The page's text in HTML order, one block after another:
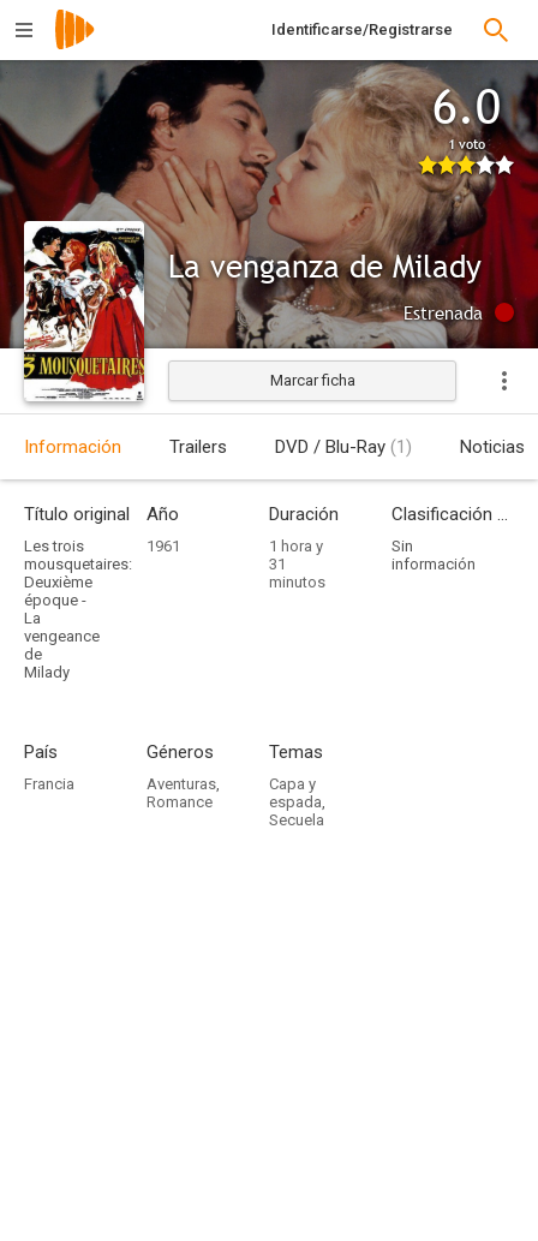
Identificarse/Registrarse
6.0
1 voto
La venganza de Milady
Estrenada
Marcar ficha
Información Trailers DVD / Blu-Ray (1) Noticias
Título original
Les trois
mousquetaires:
Deuxième
époque -
La
vengeance
de
Milady
Año
1961
Duración
1 hora y
31
minutos
Clasificación por edades
Sin
información
País
Francia
Géneros
Aventuras,
Romance
Temas
Capa y
espada,
Secuela